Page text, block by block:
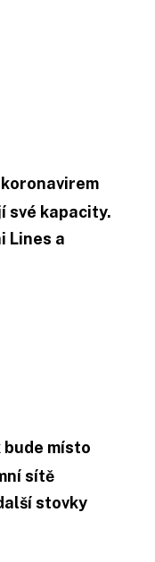
své kapacity.
Lines a
místo
sítě
stovky